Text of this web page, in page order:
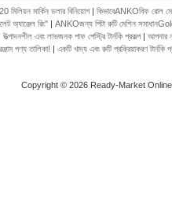
মিলিয়ন মার্কিন ডলার বিনিয়োগ |কিভাবেANKOবিফ রোল
অ্যাঞ্জেল রিং" |ANKOজন্য পিটা রুটি মেশিন
|উত্পাদনশীল এবং লাভজনক পাফ পেস্ট্রি টার্নকি প্রকল্প|আপনার
পণ্য তালিকা! | একটি খাদ্য এবং রুটি প্রক্রিয়াকরণ
Copyright © 2026 Ready-Market